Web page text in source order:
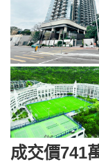
成交價741